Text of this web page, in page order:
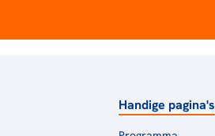
Handige pagina's